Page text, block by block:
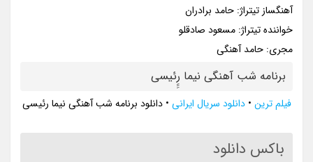
آهنگساز تیتراژ: حامد برادران
خواننده تیتراژ: مسعود صادقلو
مجری: حامد آهنگی
برنامه شب آهنگی نیما رِِِئیسی
فیلم ترین •دانلود سریال ایرانی •دانلود برنامه شب آهنگی نیما رئیسی
باکس دانلود